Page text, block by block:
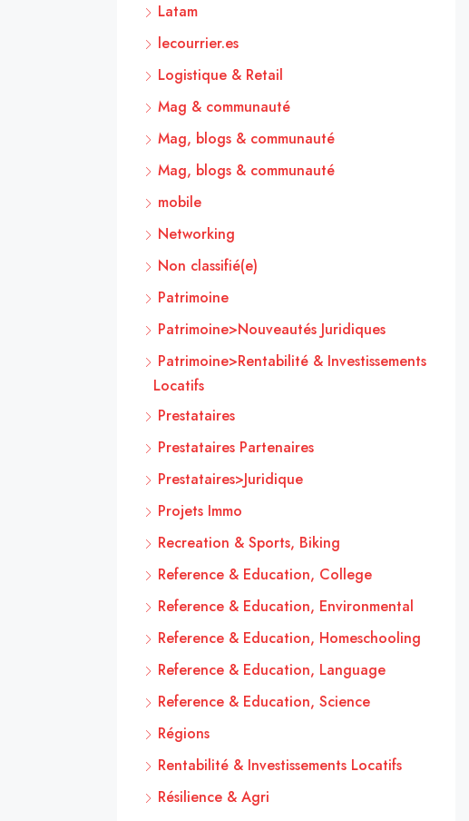
Latam
lecourrier.es
Logistique & Retail
Mag & communauté
Mag, blogs & communauté
Mag, blogs & communauté
mobile
Networking
Non classifié(e)
Patrimoine
Patrimoine>Nouveautés Juridiques
Patrimoine>Rentabilité & Investissements
Locatifs
Prestataires
Prestataires Partenaires
Prestataires>Juridique
Projets Immo
Recreation & Sports, Biking
Reference & Education, College
Reference & Education, Environmental
Reference & Education, Homeschooling
Reference & Education, Language
Reference & Education, Science
Régions
Rentabilité & Investissements Locatifs
Résilience & Agri